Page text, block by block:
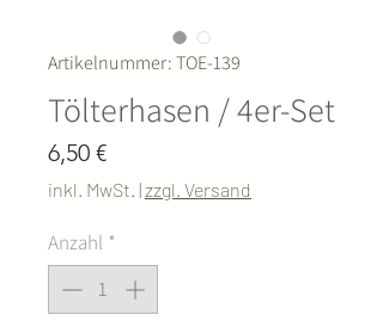
Artikelnummer: TOE-139
Tölterhasen / 4er-Set
6,50 €Preis
inkl. MwSt. |zzgl. Versand
Anzahl *